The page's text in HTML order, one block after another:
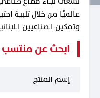
عالميًا من خلال تلبية
وتمكين الصناعيين
ابحث عن منتسب